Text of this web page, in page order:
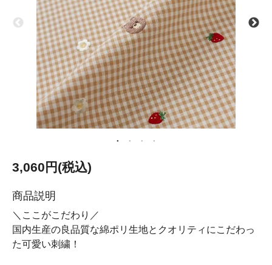
3,060円(税込)
商品説明
＼ここがこだわり／
国内生産の良品質な綿ポリ生地とクオリティにこだわっ
た可愛い刺繍！